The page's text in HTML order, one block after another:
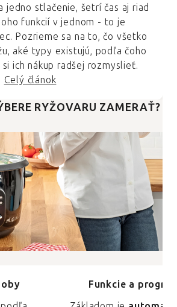
jedno stlačenie, šetrí čas aj riad
funkcií v jednom - to je
Pozrieme sa na to, čo všetko
aké typy existujú, podľa čoho
ich nákup radšej rozmyslieť.
Celý článok
RYŽOVARU ZAMERAŤ?
Funkcie a